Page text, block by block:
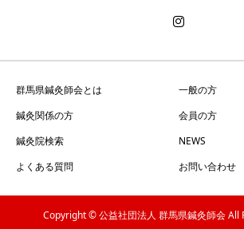
群馬県鍼灸師会とは
一般の方
鍼灸関係の方
会員の方
鍼灸院検索
NEWS
よくある質問
お問い合わせ
Copyright © 公益社団法人 群馬県鍼灸師会 All